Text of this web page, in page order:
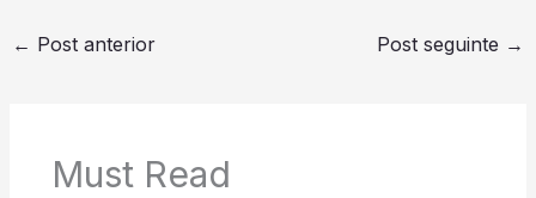
← Post anterior Post seguinte →
Must Read